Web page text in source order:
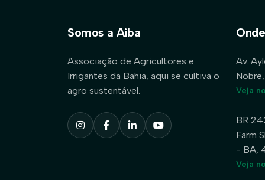
Somos a Aiba
Associação de Agricultores e
Irrigantes da Bahia, aqui se cultiva o
agro sustentável.
Av.
Veja
BR
Farm
- BA,
Veja